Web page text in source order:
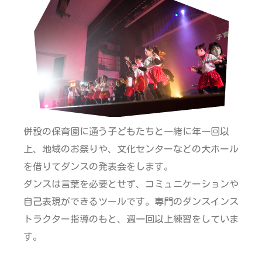
併設の保育園に通う子どもたちと一緒に年一回以
上、地域のお祭りや、文化センターなどの大ホール
を借りてダンスの発表会をします。
ダンスは言葉を必要とせず、コミュニケーションや
自己表現ができるツールです。専門のダンスインス
トラクター指導のもと、週一回以上練習をしていま
す。